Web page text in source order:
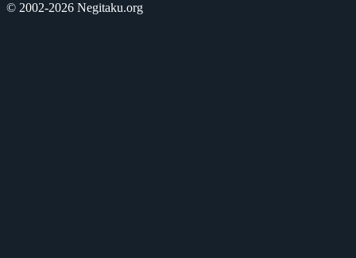
© 2002-2026 Negitaku.org